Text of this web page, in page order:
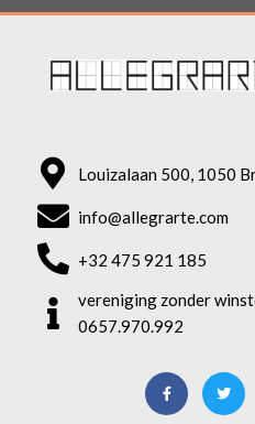
Louizalaan 500, 1050
info@allegrarte.com
+32 475 921 185
vereniging zonder
0657.970.992